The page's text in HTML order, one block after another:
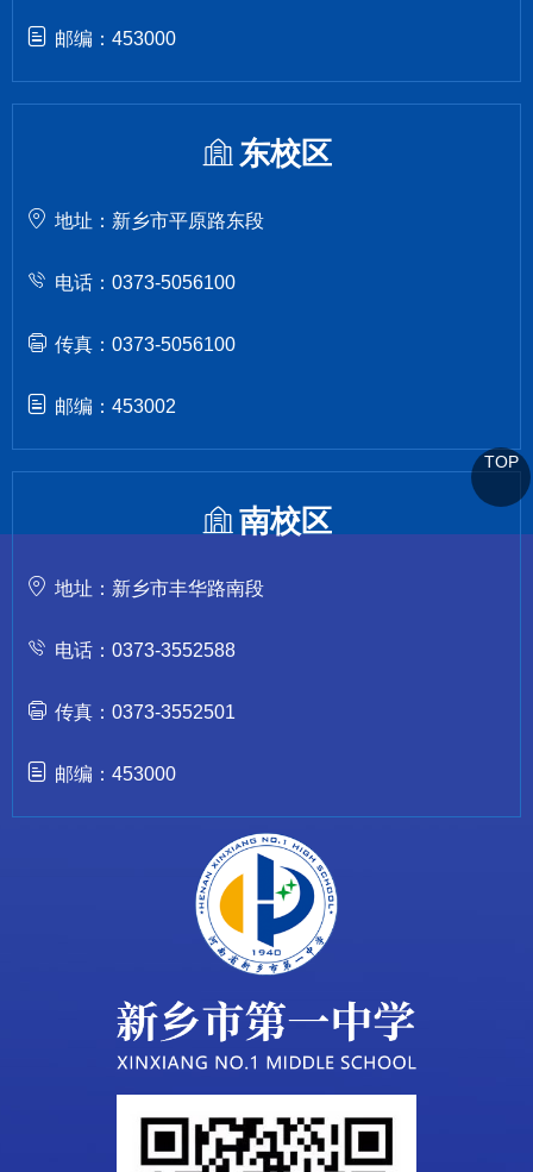
邮编：453000
东校区
地址：新乡市平原路东段
电话：0373-5056100
传真：0373-5056100
邮编：453002
南校区
地址：新乡市丰华路南段
电话：0373-3552588
传真：0373-3552501
邮编：453000
TOP